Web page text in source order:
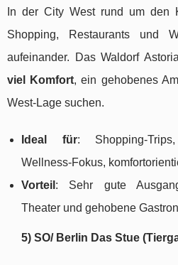
In der City West rund um den
Shopping, Restaurants und
aufeinander. Das Waldorf
viel Komfort, ein gehobenes
West-Lage suchen.
Ideal für: Shopping-
Wellness-Fokus,
Vorteil : Sehr gute
Theater und gehobene
5) SO/ Berlin Das Stue